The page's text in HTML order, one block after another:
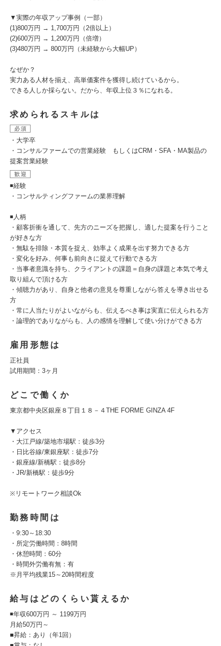
▼実際の年収アップ事例（一部）
(1)800万円 → 1,700万円（2倍以上）
(2)600万円 → 1,200万円（倍増）
(3)480万円 → 800万円（未経験から大幅UP）
なぜか？
実力ある人材を揃え、高単価案件を獲得し続けているから。
できる人しか採らない。だから、年収上位３％になれる。
求められるスキルは
必須
・大学卒
・コンサルファームでの営業経験 もしくはCRM・SFA・MA製品の
提案営業経験
歓迎
◾️経験
・コンサルティングファームの業界理解
◾️人柄
・顧客折衝を通して、先方のニーズを把握し、適した提案を行うこと
が好きな方
・無駄を排除・本質を捉え、効率よく成果を出す努力できる方
・変化を好み、何事も前向きに捉えて行動できる方
・当事者意識を持ち、クライアントの課題＝自身の課題と本気で考え
取り組んで頂ける方
・傾聴力があり、自身と他者の意見を尊重しながら答えを導き出せる
方
・常に人当たりがよいながらも、伝えるべき事は実直に伝えられる方
・論理的でありながらも、人の感情を理解して使い分けができる方
雇用形態は
正社員
試用期間：3ヶ月
どこで働くか
東京都中央区銀座８丁目１８－４THE FORME GINZA 4F
▼アクセス
・大江戸線/築地市場駅：徒歩3分
・日比谷線/東銀座駅：徒歩7分
・銀座線/新橋駅：徒歩8分
・JR/新橋駅：徒歩9分
※リモートワーク相談Ok
勤務時間は
・9:30～18:30
・所定労働時間：8時間
・休憩時間：60分
・時間外労働有無：有
※月平均残業15～20時間程度
給与はどのくらい貰えるか
◾️年収600万円 ～ 1199万円
月給50万円～
■昇給：あり（年1回）